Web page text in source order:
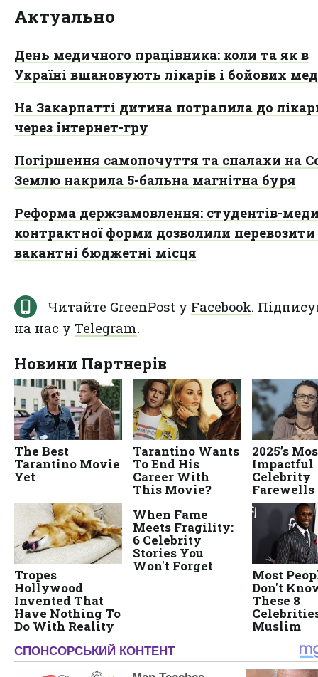
Актуально
День медичного працівника: коли та як в
Україні вшановують лікарів і бойових
На Закарпатті дитина потрапила до
через інтернет-гру
Погіршення самопочуття та спалахи на
Землю накрила 5-бальна магнітна буря
Реформа держзамовлення: студентів-
контрактної форми дозволили
вакантні бюджетні місця
Читайте GreenPost у Facebook.
на нас у Telegram.